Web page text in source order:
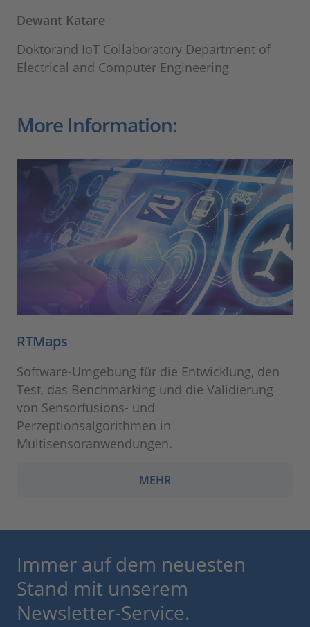
Dewant Katare
Doktorand IoT Collaboratory Department of
Electrical and Computer Engineering
More Information:
RTMaps
Software-Umgebung für die Entwicklung, den
Test, das Benchmarking und die Validierung
von Sensorfusions- und
Perzeptionsalgorithmen in
Multisensoranwendungen.
MEHR
Immer auf dem neuesten
Stand mit unserem
Newsletter-Service.